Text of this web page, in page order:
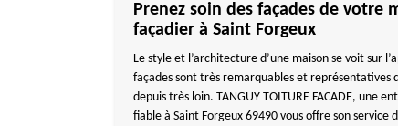
Prenez soin des façades de votre
façadier à Saint Forgeux
Le style et l’architecture d’une maison se voit sur
façades sont très remarquables et représentatives
depuis très loin. TANGUY TOITURE FACADE, une
fiable à Saint Forgeux 69490 vous offre son